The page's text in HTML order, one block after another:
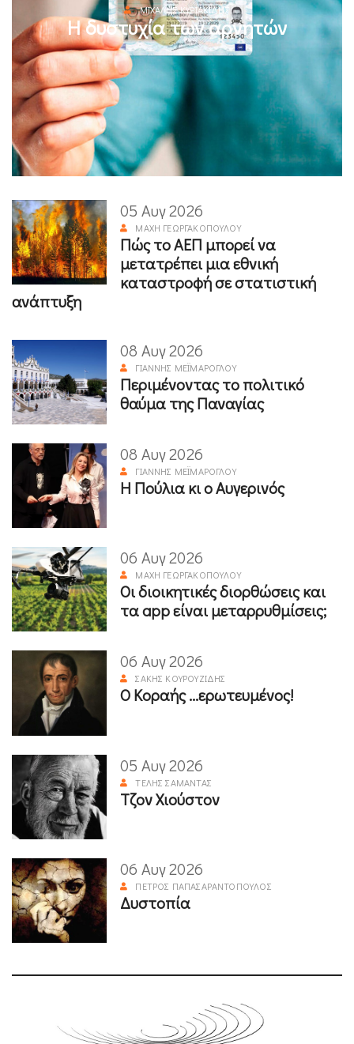
ΜΙΧΆΛΗΣ ΚΥΡΙΑΚΊΔΗΣ
Η δυστυχία των αρνητών
05 Αυγ 2026
ΜΆΧΗ ΓΕΩΡΓΑΚΟΠΟΎΛΟΥ
Πώς το ΑΕΠ μπορεί να
μετατρέπει μια εθνική
καταστροφή σε στατιστική
ανάπτυξη
08 Αυγ 2026
ΓΙΆΝΝΗΣ ΜΕΪΜΆΡΟΓΛΟΥ
Περιμένοντας το πολιτικό
θαύμα της Παναγίας
08 Αυγ 2026
ΓΙΆΝΝΗΣ ΜΕΪΜΆΡΟΓΛΟΥ
Η Πούλια κι ο Αυγερινός
06 Αυγ 2026
ΜΆΧΗ ΓΕΩΡΓΑΚΟΠΟΎΛΟΥ
Οι διοικητικές διορθώσεις και
τα app είναι μεταρρυθμίσεις;
06 Αυγ 2026
ΣΆΚΗΣ ΚΟΥΡΟΥΖΊΔΗΣ
Ο Κοραής ...ερωτευμένος!
05 Αυγ 2026
ΤΈΛΗΣ ΣΑΜΑΝΤΆΣ
Τζον Χιούστον
06 Αυγ 2026
ΠΈΤΡΟΣ ΠΑΠΑΣΑΡΑΝΤΌΠΟΥΛΟΣ
Δυστοπία